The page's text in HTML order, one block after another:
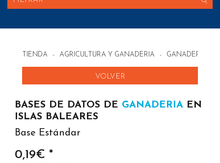
TIENDA - AGRICULTURA Y GANADERIA - GANADERIA EN
VOLVER
BASES DE DATOS DE GANADERIA EN
ISLAS BALEARES
Base Estándar
0,19€ *